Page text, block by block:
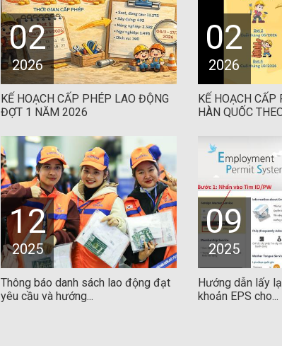
02
2026
KẾ HOẠCH CẤP PHÉP LAO ĐỘNG
ĐỢT 1 NĂM 2026
02
2026
KẾ HOẠCH
HÀN QUỐC
12
2025
Thông báo danh sách lao động đạt
yêu cầu và hướng...
09
2025
Hướng dẫn lấy
khoản EPS cho...